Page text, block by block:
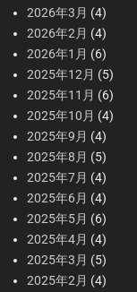
2026年3月 (4)
2026年2月 (4)
2026年1月 (6)
2025年12月 (5)
2025年11月 (6)
2025年10月 (4)
2025年9月 (4)
2025年8月 (5)
2025年7月 (4)
2025年6月 (4)
2025年5月 (6)
2025年4月 (4)
2025年3月 (5)
2025年2月 (4)